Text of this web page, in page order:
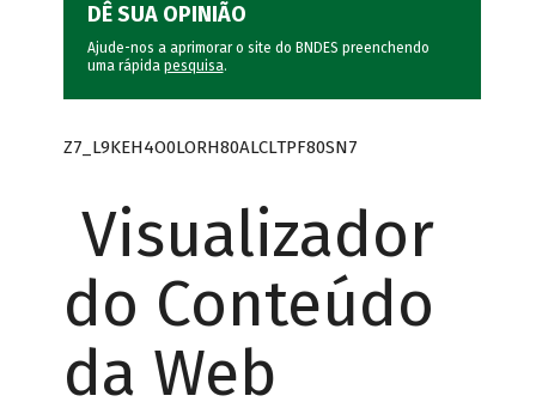
DÊ SUA OPINIÃO
Ajude-nos a aprimorar o site do BNDES preenchendo
uma rápida pesquisa.
Z7_L9KEH4O0LORH80ALCLTPF80SN7
Visualizador
do Conteúdo
da Web